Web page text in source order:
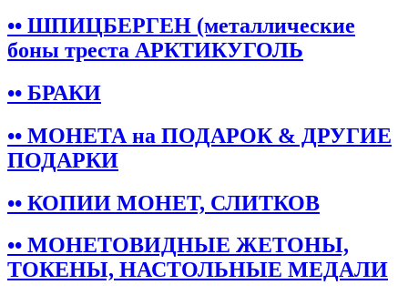
•• ШПИЦБЕРГЕН (металлические
боны треста АРКТИКУГОЛЬ
•• БРАКИ
•• МОНЕТА на ПОДАРОК & ДРУГИЕ
ПОДАРКИ
•• КОПИИ МОНЕТ, СЛИТКОВ
•• МОНЕТОВИДНЫЕ ЖЕТОНЫ,
ТОКЕНЫ, НАСТОЛЬНЫЕ МЕДАЛИ